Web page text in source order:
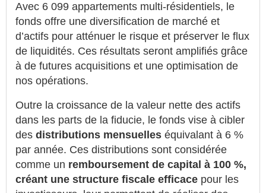
Avec 6 099 appartements multi-résidentiels, le
fonds offre une diversification de marché et
d’actifs pour atténuer le risque et préserver le flux
de liquidités. Ces résultats seront amplifiés grâce
à de futures acquisitions et une optimisation de
nos opérations.
Outre la croissance de la valeur nette des actifs
dans les parts de la fiducie, le fonds vise à cibler
des distributions mensuelles équivalant à 6 %
par année. Ces distributions sont considérée
comme un remboursement de capital à 100 %,
créant une structure fiscale efficace pour les